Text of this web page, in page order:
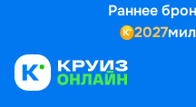
Раннее
2027